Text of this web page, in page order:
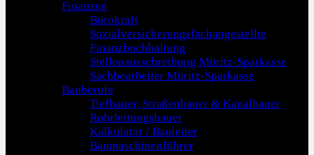
Finanzen
Bürokraft
Sozialversicherungsfachangestellte
Finanzbuchhaltung
Stellenausschreibung Müritz-Sparkasse
Sachbearbeiter Müritz-Sparkasse
Bauberufe
Tiefbauer, Straßenbauer & Kanalbauer
Rohrleitungsbauer
Kalkulator / Bauleiter
Baumaschinenführer